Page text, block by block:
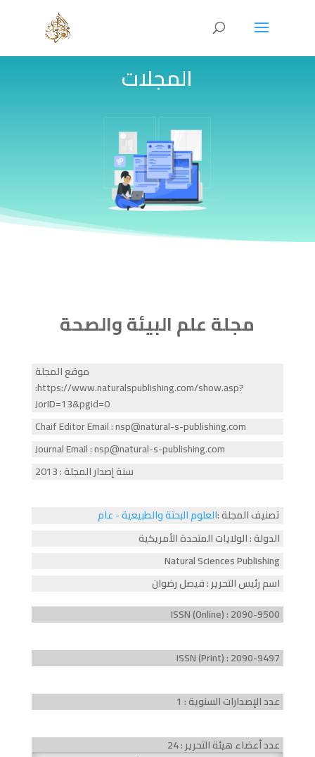
المجلات
مجلة علم البيئة والصحة
موقع المجلة
:https://www.naturalspublishing.com/show.asp?
JorID=13&pgid=0
Chaif Editor Email : nsp@natural-s-publishing.com
Journal Email : nsp@natural-s-publishing.com
سنة إصدار المجلة : 2013
تصنيف المجلة :العلوم البحتة والطبيعية - عام
الدولة : الولايات المتحدة الأمريكية
Natural Sciences Publishing
اسم رئيس التحرير : فيصل رضوان
ISSN (Online) : 2090-9500
ISSN (Print) : 2090-9497
عدد الإصدارات السنوية : 1
عدد أعضاء هيئة التحرير : 24